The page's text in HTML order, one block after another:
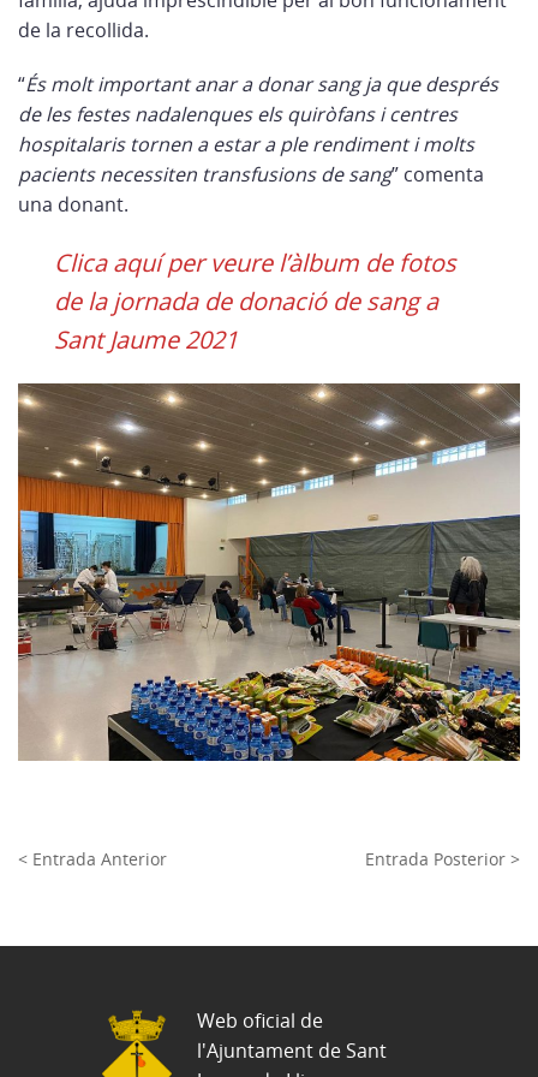
de la recollida.
“És molt important anar a donar sang ja que després
de les festes nadalenques els quiròfans i centres
hospitalaris tornen a estar a ple rendiment i molts
pacients necessiten transfusions de sang” comenta
una donant.
Clica aquí per veure l’àlbum de fotos
de la jornada de donació de sang a
Sant Jaume 2021
< Entrada Anterior Entrada Posterior >
Web oficial de
l'Ajuntament de Sant